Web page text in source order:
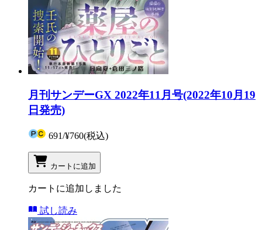
月刊サンデーGX 2022年11月号(2022年10月19
日発売)
691/¥760(税込)
カートに追加
カートに追加しました
試し読み